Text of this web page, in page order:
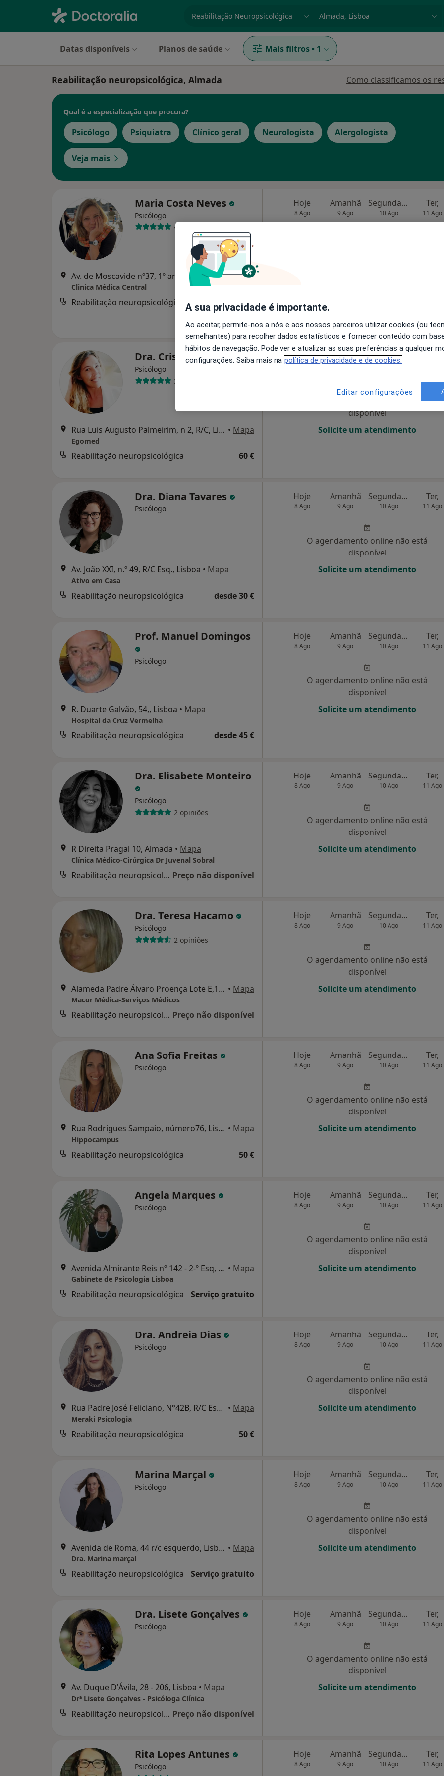
especialidade, doença ou nome
Datas disponíveis Planos de saúde Mais filtros • 1
Reabilitação neuropsicológica, Almada Como classificamos os
Qual é a especialização que procura?
Psicólogo Psiquiatra Clínico geral Neurologista Alergologista
Veja mais
Maria Costa Neves
Psicólogo
4 opiniões
Av. de Moscavide nº37, 1º andar,, Moscavide •Mapa
Clinica Médica Central
Reabilitação neuropsicológica 160 €
Hoje
8 Ago
Amanhã
9 Ago
Segunda-feira
10 Ago
Ter,
11 Ago
Dra. Cristina Pires
Psicólogo
3 opiniões
Rua Luis Augusto Palmeirim, n 2, R/C, Lisboa • Mapa
Egomed
Reabilitação neuropsicológica 60 €
Hoje
8 Ago
Amanhã
9 Ago
Segunda-feira
10 Ago
O agendamento online não está
disponível
Solicite um atendimento
Dra. Diana Tavares
Psicólogo
Av. João XXI, n.º 49, R/C Esq., Lisboa • Mapa
Ativo em Casa
Reabilitação neuropsicológica desde 30 €
Hoje
8 Ago
Amanhã
9 Ago
Segunda-feira
10 Ago
Ter,
11 Ago
O agendamento online não está
disponível
Solicite um atendimento
Prof. Manuel Domingos
Psicólogo
R. Duarte Galvão, 54,, Lisboa • Mapa
Hospital da Cruz Vermelha
Reabilitação neuropsicológica desde 45 €
Hoje
8 Ago
Amanhã
9 Ago
Segunda-feira
10 Ago
Ter,
11 Ago
O agendamento online não está
disponível
Solicite um atendimento
Dra. Elisabete Monteiro
Psicólogo
2 opiniões
R Direita Pragal 10, Almada • Mapa
Clínica Médico-Cirúrgica Dr Juvenal Sobral
Reabilitação neuropsicológica Preço não disponível
Hoje
8 Ago
Amanhã
9 Ago
Segunda-feira
10 Ago
Ter,
11 Ago
O agendamento online não está
disponível
Solicite um atendimento
Dra. Teresa Hacamo
Psicólogo
2 opiniões
Alameda Padre Álvaro Proença Lote E,1º-A, Lisboa • Mapa
Macor Médica-Serviços Médicos
Reabilitação neuropsicológica Preço não disponível
Hoje
8 Ago
Amanhã
9 Ago
Segunda-feira
10 Ago
Ter,
11 Ago
O agendamento online não está
disponível
Solicite um atendimento
Ana Sofia Freitas
Psicólogo
Rua Rodrigues Sampaio, número76, Lisboa • Mapa
Hippocampus
Reabilitação neuropsicológica 50 €
Hoje
8 Ago
Amanhã
9 Ago
Segunda-feira
10 Ago
Ter,
11 Ago
O agendamento online não está
disponível
Solicite um atendimento
Angela Marques
Psicólogo
Avenida Almirante Reis nº 142 - 2-º Esq, Lisboa • Mapa
Gabinete de Psicologia Lisboa
Reabilitação neuropsicológica Serviço gratuito
Hoje
8 Ago
Amanhã
9 Ago
Segunda-feira
10 Ago
Ter,
11 Ago
O agendamento online não está
disponível
Solicite um atendimento
Dra. Andreia Dias
Psicólogo
Rua Padre José Feliciano, N°42B, R/C Esquerdo, Baixa Da Banheira • Mapa
Meraki Psicologia
Reabilitação neuropsicológica 50 €
Hoje
8 Ago
Amanhã
9 Ago
Segunda-feira
10 Ago
Ter,
11 Ago
O agendamento online não está
disponível
Solicite um atendimento
Marina Marçal
Psicólogo
Avenida de Roma, 44 r/c esquerdo, Lisboa • Mapa
Dra. Marina marçal
Reabilitação neuropsicológica Serviço gratuito
Hoje
8 Ago
Amanhã
9 Ago
Segunda-feira
10 Ago
Ter,
11 Ago
O agendamento online não está
disponível
Solicite um atendimento
Dra. Lisete Gonçalves
Psicólogo
Av. Duque D'Ávila, 28 - 206, Lisboa • Mapa
Drª Lisete Gonçalves - Psicóloga Clínica
Reabilitação neuropsicológica Preço não disponível
Hoje
8 Ago
Amanhã
9 Ago
Segunda-feira
10 Ago
Ter,
11 Ago
O agendamento online não está
disponível
Solicite um atendimento
Rita Lopes Antunes
Psicólogo
Hoje
8 Ago
Amanhã
9 Ago
Segunda-feira
10 Ago
Ter,
11 Ago
A sua privacidade é importante.
Ao aceitar, permite-nos a nós e aos nossos parceiros utilizar cookies (ou
semelhantes) para recolher dados estatísticos e fornecer conteúdo com
hábitos de navegação. Pode ver e atualizar as suas preferências a qualquer
configurações. Saiba mais na política de privacidade e de cookies.
Editar configurações